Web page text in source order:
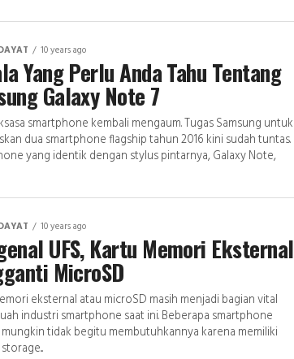
10 years ago
Yang Perlu Anda Tahu Tentang
Galaxy Note 7
smartphone kembali mengaum. Tugas Samsung untuk
dua smartphone flagship tahun 2016 kini sudah tuntas.
yang identik dengan stylus pintarnya, Galaxy Note,
10 years ago
UFS, Kartu Memori Eksternal
MicroSD
eksternal atau microSD masih menjadi bagian vital
industri smartphone saat ini. Beberapa smartphone
tidak begitu membutuhkannya karena memiliki